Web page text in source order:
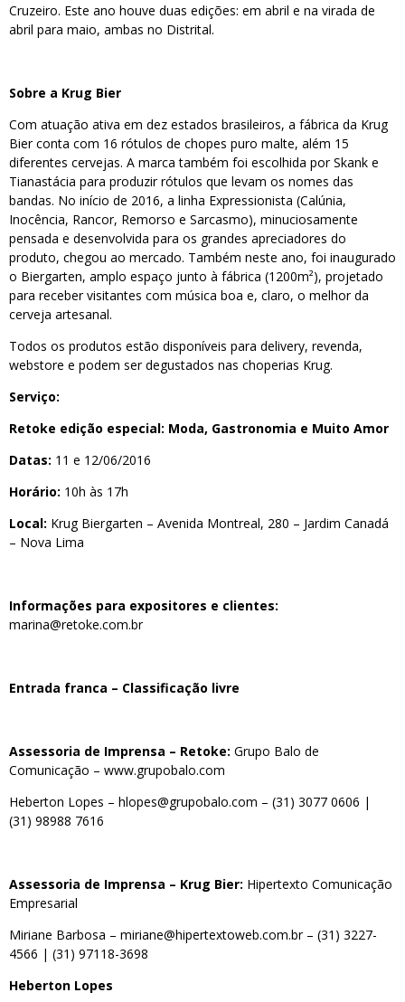
Cruzeiro. Este ano houve duas edições: em abril e na virada de
abril para maio, ambas no Distrital.
Sobre a Krug Bier
Com atuação ativa em dez estados brasileiros, a fábrica da Krug
Bier conta com 16 rótulos de chopes puro malte, além 15
diferentes cervejas. A marca também foi escolhida por Skank e
Tianastácia para produzir rótulos que levam os nomes das
bandas. No início de 2016, a linha Expressionista (Calúnia,
Inocência, Rancor, Remorso e Sarcasmo), minuciosamente
pensada e desenvolvida para os grandes apreciadores do
produto, chegou ao mercado. Também neste ano, foi inaugurado
o Biergarten, amplo espaço junto à fábrica (1200m²), projetado
para receber visitantes com música boa e, claro, o melhor da
cerveja artesanal.
Todos os produtos estão disponíveis para delivery, revenda,
webstore e podem ser degustados nas choperias Krug.
Serviço:
Retoke edição especial: Moda, Gastronomia e Muito Amor
Datas: 11 e 12/06/2016
Horário: 10h às 17h
Local: Krug Biergarten – Avenida Montreal, 280 – Jardim Canadá
– Nova Lima
Informações para expositores e clientes:
marina@retoke.com.br
Entrada franca – Classificação livre
Assessoria de Imprensa – Retoke: Grupo Balo de
Comunicação – www.grupobalo.com
Heberton Lopes – hlopes@grupobalo.com – (31) 3077 0606 |
(31) 98988 7616
Assessoria de Imprensa – Krug Bier: Hipertexto Comunicação
Empresarial
Miriane Barbosa – miriane@hipertextoweb.com.br– (31) 3227-
4566 | (31) 97118-3698
Heberton Lopes